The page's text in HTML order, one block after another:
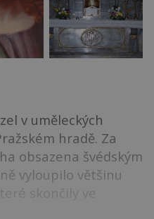
v uměleckých
hradě. Za
obsazena švédským
vyloupilo většinu
skončily ve